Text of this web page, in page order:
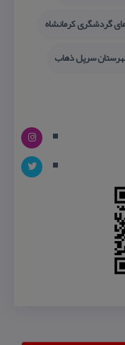
گردشگری كرمانشاه
سرپل ذهاب